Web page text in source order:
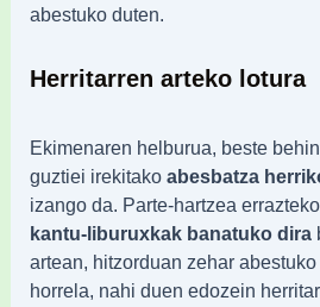
abestuko duten.
Herritarren arteko lotura
Ekimenaren helburua, beste
guztiei irekitako abesbatza
izango da. Parte-hartzea
kantu-liburuxkak banatuko dira
artean, hitzorduan zehar
horrela, nahi duen edozein